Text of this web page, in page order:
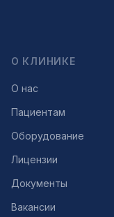
О КЛИНИКЕ
О нас
Пациентам
Оборудование
Лицензии
Документы
Вакансии